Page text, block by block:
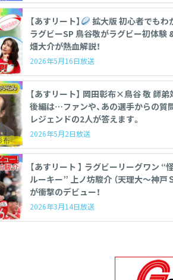
【あすリート】
拡大版 初心者でもわかる
ラグビーSP 鳥谷敬がラグビー初体験 & 大
畑大介が熱血解説！
2026年5月16日放送
【あすリート】 岡田彰布×鳥谷 敬 師弟
後編は…ファンや、あの選手からの質
レジェンドの2人が答えます。
2026年5月2日放送
【あすリート 】 ラグビーリーグワン “怪物
ルーキー” 上ノ坊駿介 （天理大〜神戸
が衝撃のデビュー！
2026年3月14日放送